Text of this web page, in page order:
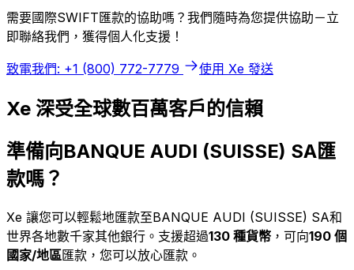
需要國際SWIFT匯款的協助嗎？我們隨時為您提供協助－立
即聯絡我們，獲得個人化支援！
致電我們: +1 (800) 772-7779 使用 Xe 發送
Xe 深受全球數百萬客戶的信賴
準備向BANQUE AUDI (SUISSE) SA匯
款嗎？
Xe 讓您可以輕鬆地匯款至BANQUE AUDI (SUISSE) SA和
世界各地數千家其他銀行。支援超過130 種貨幣 ，可向190 個
國家/地區匯款，您可以放心匯款。